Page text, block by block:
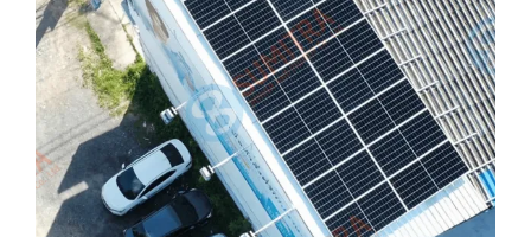
บริษัท ไทยสมุทรประกันชีวิต จำกัด
(มหาชน) สาขาศรีษะเกษ